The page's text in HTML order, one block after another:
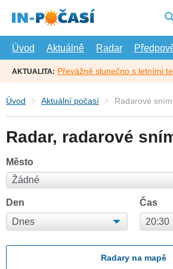
hlavní
Úvod
Aktuálně Radar
AKTUALITA: Převážně slunečno s letními
Úvod Aktuální počasí Radarové
Radar, radarové
Město
Den Čas
Radary na mapě